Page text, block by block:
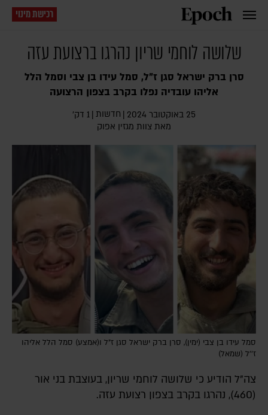
רכישת מינוי
שלושה לוחמי שריון נהרגו ברצועת עזה
סרן ברק ישראל סגן ז"ל, סמל עידו בן צבי וסמל הלל
אליהו עובדיה נפלו בקרב בצפון הרצועה
25 באוקטובר 2024 | חדשות | 1 דק׳
מאת צוות מגזין אפוק
סמל עידו בן צבי (ימין), סרן ברק ישראל סגן ז"ל ו(אמצע) סמל הלל אליהו
ז''ל (שמאל)
צה"ל הודיע כי שלושה לוחמי שריון, בעוצבת בני אור
(460), נהרגו בקרב בצפון רצועת עזה.